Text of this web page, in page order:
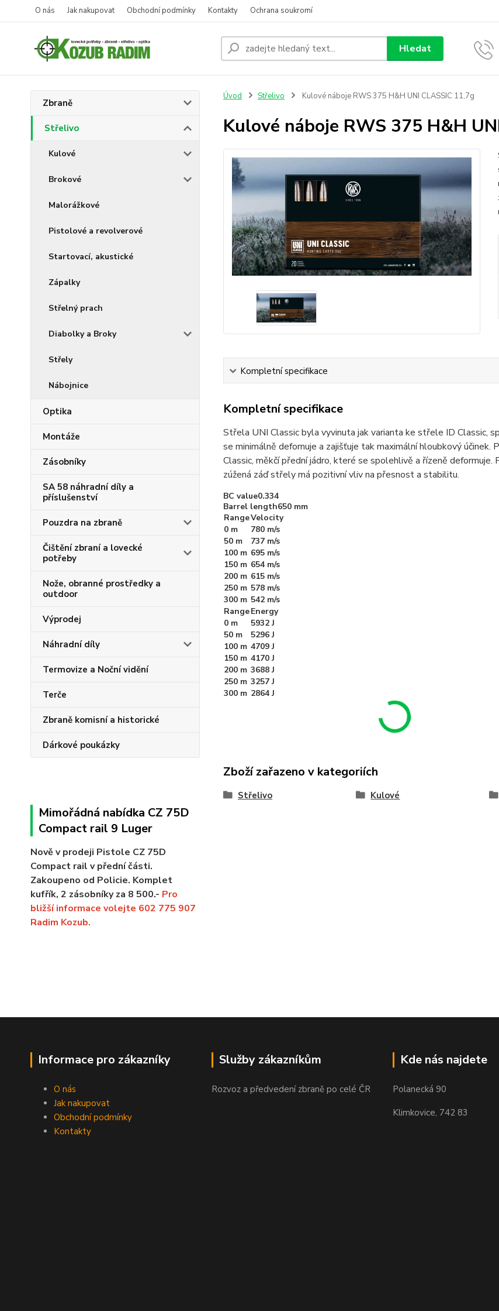
O nás Jak nakupovat Obchodní podmínky Kontakty Ochrana soukromí
Hledat
Zbraně
Střelivo
Kulové
Brokové
Malorážkové
Pistolové a revolverové
Startovací, akustické
Zápalky
Střelný prach
Diabolky a Broky
Střely
Nábojnice
Optika
Montáže
Zásobníky
SA 58 náhradní díly a
příslušenství
Pouzdra na zbraně
Čištění zbraní a lovecké
potřeby
Nože, obranné prostředky a
outdoor
Výprodej
Náhradní díly
Termovize a Noční vidění
Terče
Zbraně komisní a historické
Dárkové poukázky
Mimořádná nabídka CZ 75D
Compact rail 9 Luger
Nově v prodeji Pistole CZ 75D
Compact rail v přední části.
Zakoupeno od Policie. Komplet
kufřík, 2 zásobníky za 8 500.- Pro
bližší informace volejte 602 775 907
Radim Kozub.
Úvod Střelivo Kulové náboje RWS 375 H&H UNI CLASSIC 11,7g
Kulové náboje RWS 375 H&H
Kompletní specifikace
Kompletní specifikace
Střela UNI Classic byla vyvinuta jak varianta ke střele ID Classic,
se minimálně defornuje a zajišťuje tak maximální hloubkový
Classic, měkčí přední jádro, které se spolehlivě a řízeně
zúžená záď střely má pozitivní vliv na přesnost a stabilitu.
BC value0.334
Barrel length650 mm
RangeVelocity
0 m
780 m/s
50 m
737 m/s
100 m 695 m/s
150 m 654 m/s
200 m 615 m/s
250 m 578 m/s
300 m 542 m/s
RangeEnergy
0 m
5932 J
50 m
5296 J
100 m 4709 J
150 m 4170 J
200 m 3688 J
250 m 3257 J
300 m 2864 J
Zboží zařazeno v kategoriích
Střelivo Kulové
Informace pro zákazníky
O nás
Jak nakupovat
Obchodní podmínky
Kontakty
Služby zákazníkům
Rozvoz a předvedení zbraně po celé ČR
Kde nás najdete
Polanecká 90
Klimkovice, 742 83